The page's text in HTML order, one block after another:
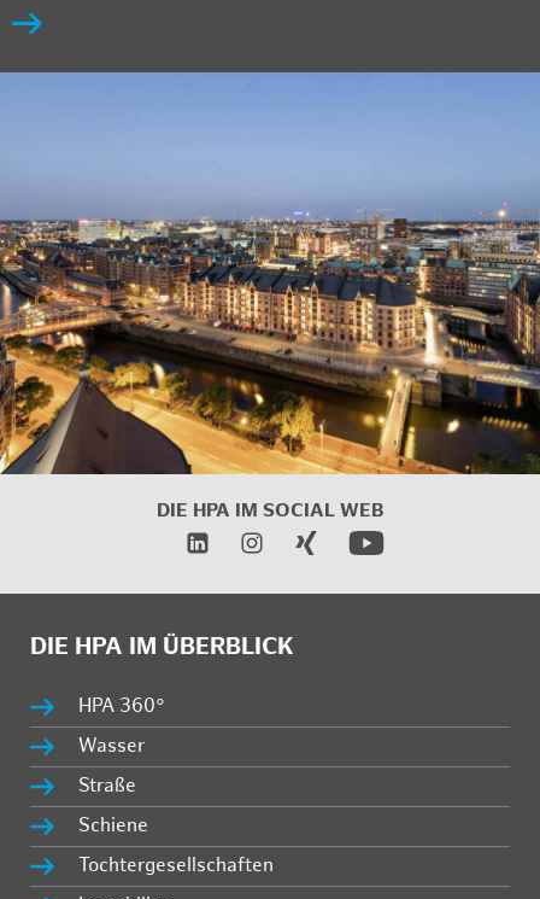
DIE HPA IM SOCIAL WEB
DIE HPA IM ÜBERBLICK
HPA 360°
Wasser
Straße
Schiene
Tochtergesellschaften